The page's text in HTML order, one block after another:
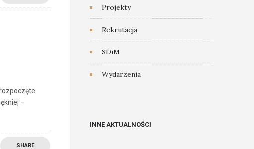
–
SHARE
Projekty
Rekrutacja
SDiM
Wydarzenia
INNE AKTUALNOŚCI